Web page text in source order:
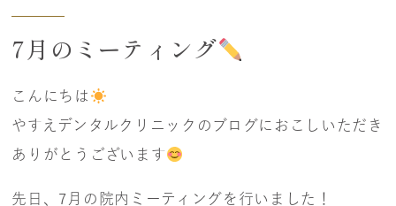
7月のミーティング
こんにちは
やすえデンタルクリニックのブログにおこしいただき
ありがとうございます
先日、7月の院内ミーティングを行いました！